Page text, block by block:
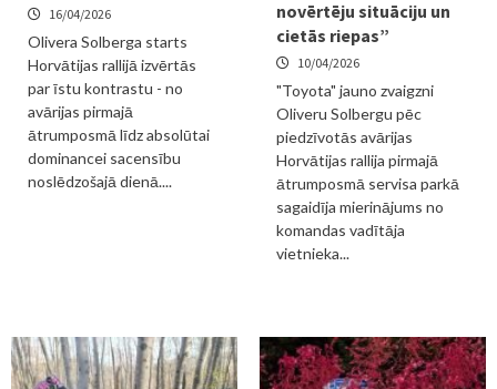
16/04/2026
Olivera Solberga starts
Horvātijas rallijā izvērtās
par īstu kontrastu - no
avārijas pirmajā
ātrumposmā līdz absolūtai
dominancei sacensību
noslēdzošajā dienā....
novērtēju situāciju un
cietās riepas”
10/04/2026
"Toyota" jauno zvaigzni
Oliveru Solbergu pēc
piedzīvotās avārijas
Horvātijas rallija pirmajā
ātrumposmā servisa parkā
sagaidīja mierinājums no
komandas vadītāja
vietnieka...